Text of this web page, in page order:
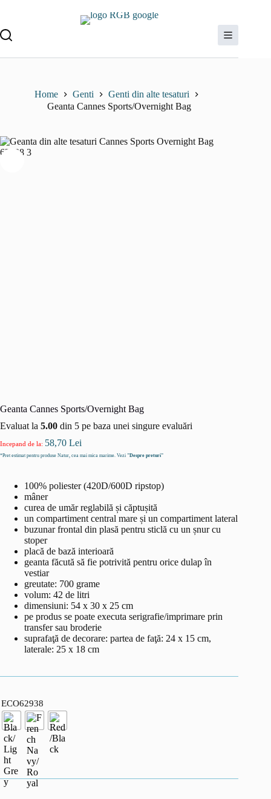
Home Genti
Genti din alte tesaturi
Geanta Cannes Sports/Overnight Bag
Geanta Cannes Sports/Overnight Bag
Evaluat la 5.00 din 5 pe baza unei singure evaluări
Incepand de la: 58,70 Lei
*Pret estimat pentru produse Natur, cea mai mica marime. Vezi "Despre preturi"
100% poliester (420D/600D ripstop)
mâner
curea de umăr reglabilă și căptușită
un compartiment central mare și un compartiment lateral
buzunar frontal din plasă pentru sticlă cu un șnur cu
stoper
placă de bază interioară
geanta făcută să fie potrivită pentru orice dulap în
vestiar
greutate: 700 grame
volum: 42 de litri
dimensiuni: 54 x 30 x 25 cm
pe produs se poate executa serigrafie/imprimare prin
transfer sau broderie
suprafaţă de decorare: partea de faţă: 24 x 15 cm,
laterale: 25 x 18 cm
ECO62938